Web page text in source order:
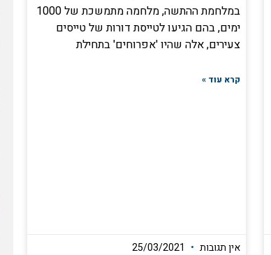
במלחמת ההתשה, מלחמה מתמשכת של 1000
ימים, בהם הגיעו לטייסת דורות של טייסים
צעירים, אלה שהיו 'אפרוחים' בתחילת
קרא עוד »
אין תגובות